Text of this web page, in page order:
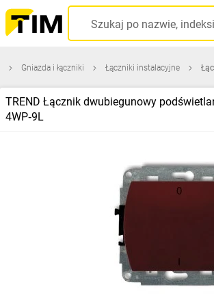
Gniazda i łączniki Łączniki instalacyjne
TREND Łącznik dwubiegunowy
4WP‑9L